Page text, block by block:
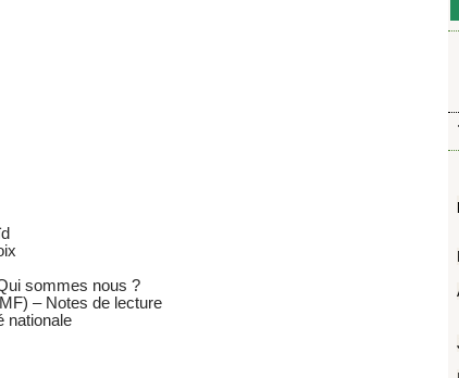
sommes nous ?
– Notes de lecture
nationale